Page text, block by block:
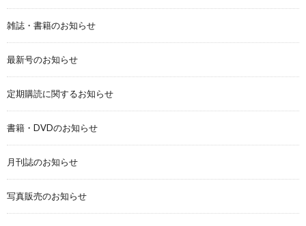
雑誌・書籍のお知らせ
最新号のお知らせ
定期購読に関するお知らせ
書籍・DVDのお知らせ
月刊誌のお知らせ
写真販売のお知らせ